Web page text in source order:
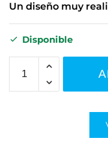
Un diseño muy
Disponible